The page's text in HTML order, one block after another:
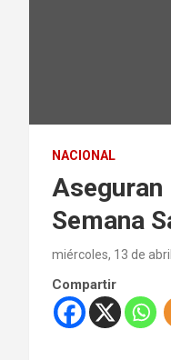
NACIONAL
Semana
miércoles, 13 de
Compartir